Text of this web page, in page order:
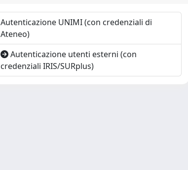
Autenticazione UNIMI (con credenziali di
Ateneo)
Autenticazione utenti esterni (con
credenziali IRIS/SURplus)